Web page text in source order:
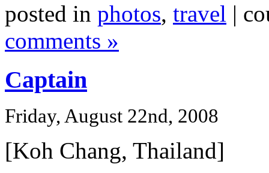
posted in photos, travel |
comments »
Captain
Friday, August 22nd, 2008
[Koh Chang, Thailand]